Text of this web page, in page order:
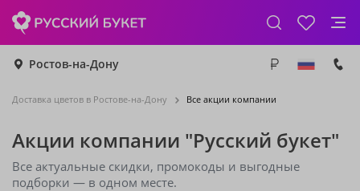
Ростов-на-Дону
Доставка цветов в Ростове-на-Дону Все акции компании
Акции компании "Русский букет"
Все актуальные скидки, промокоды и выгодные
подборки — в одном месте.